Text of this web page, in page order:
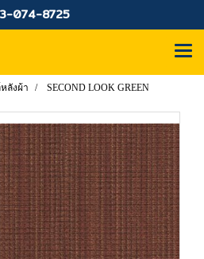
074-8725
ลังผ้า SECOND LOOK GREEN